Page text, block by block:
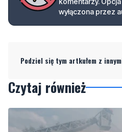
Podziel się tym artkułem z